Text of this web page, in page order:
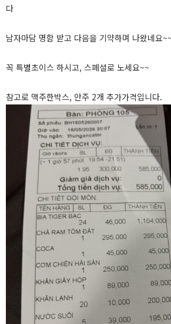
다
남자마담 명함 받고 다음을 기약하며 나왔네요~~
꼭 특별초이스 하시고, 스페셜로 노세요~~
참고로 맥주한박스, 안주 2개 추가가격입니다.